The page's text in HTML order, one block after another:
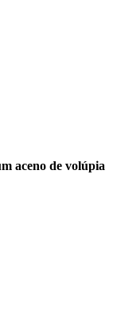
aceno de volúpia